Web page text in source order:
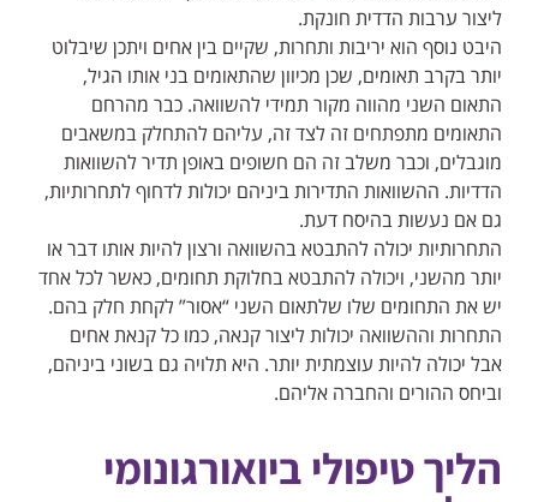
ליצור ערבות הדדית חונקת.
היבט נוסף הוא יריבות ותחרות, שקיים בין אחים ויתכן שיבלוט
יותר בקרב תאומים, שכן מכיוון שהתאומים בני אותו הגיל,
התאום השני מהווה מקור תמידי להשוואה. כבר מהרחם
התאומים מתפתחים זה לצד זה, עליהם להתחלק במשאבים
מוגבלים, וכבר משלב זה הם חשופים באופן תדיר להשוואות
הדדיות. ההשוואות התדירות ביניהם יכולות לדחוף לתחרותיות,
גם אם נעשות בהיסח דעת.
התחרותיות יכולה להתבטא בהשוואה ורצון להיות אותו דבר או
יותר מהשני, ויכולה להתבטא בחלוקת תחומים, כאשר לכל אחד
יש את התחומים שלו שלתאום השני “אסור” לקחת חלק בהם.
התחרות וההשוואה יכולות ליצור קנאה, כמו כל קנאת אחים
אבל יכולה להיות עוצמתית יותר. היא תלויה גם בשוני ביניהם,
וביחס ההורים והחברה אליהם.
הליך טיפולי ביואורגונומי